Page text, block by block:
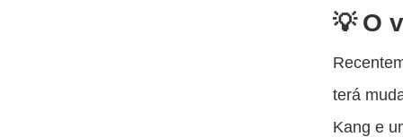
O
terá
Kang e